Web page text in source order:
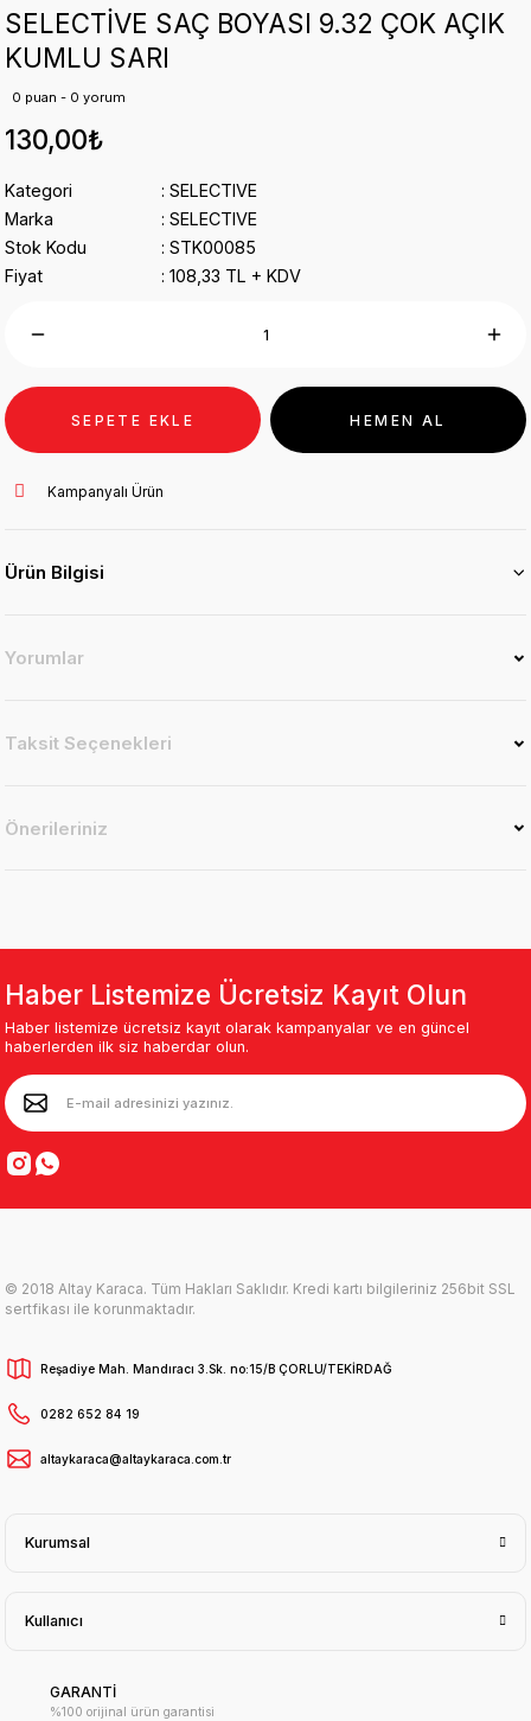
SELECTİVE SAÇ BOYASI 9.32 ÇOK AÇIK
KUMLU SARI
0 puan - 0 yorum
130,00₺
Kategori
SELECTIVE
Marka
SELECTIVE
Stok Kodu
STK00085
Fiyat
108,33 TL + KDV
SEPETE EKLE HEMEN AL
Kampanyalı Ürün
Ürün Bilgisi
Yorumlar
Taksit Seçenekleri
Önerileriniz
Haber Listemize Ücretsiz Kayıt Olun
Haber listemize ücretsiz kayıt olarak kampanyalar ve en güncel
haberlerden ilk siz haberdar olun.
© 2018 Altay Karaca. Tüm Hakları Saklıdır. Kredi kartı bilgileriniz 256bit SSL
sertfikası ile korunmaktadır.
Reşadiye Mah. Mandıracı 3.Sk. no:15/B ÇORLU/TEKİRDAĞ
0282 652 84 19
altaykaraca@altaykaraca.com.tr
Kurumsal
Kullanıcı
GARANTİ
%100 orijinal ürün garantisi